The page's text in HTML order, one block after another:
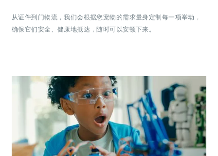
从证件到门物流，我们会根据您宠物的需求量身定制每一项举动，
确保它们安全、健康地抵达，随时可以安顿下来。